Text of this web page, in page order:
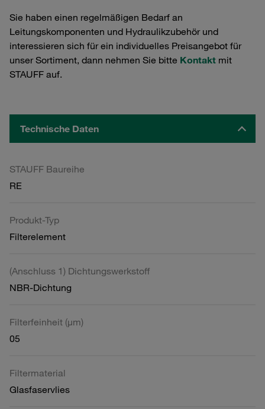
Sie haben einen regelmäßigen Bedarf an
Leitungskomponenten und Hydraulikzubehör und
interessieren sich für ein individuelles Preisangebot für
unser Sortiment, dann nehmen Sie bitte Kontakt mit
STAUFF auf.
Technische Daten
STAUFF Baureihe
RE
Produkt-Typ
Filterelement
(Anschluss 1) Dichtungswerkstoff
NBR-Dichtung
Filterfeinheit (µm)
05
Filtermaterial
Glasfaservlies